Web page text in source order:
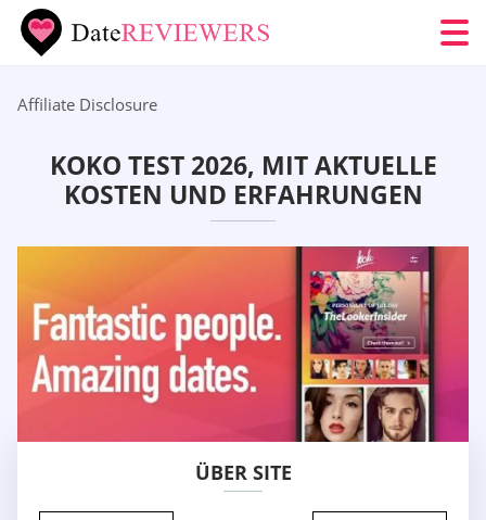
Affiliate Disclosure
KOKO TEST 2026, MIT AKTUELLE
KOSTEN UND ERFAHRUNGEN
ÜBER SITE